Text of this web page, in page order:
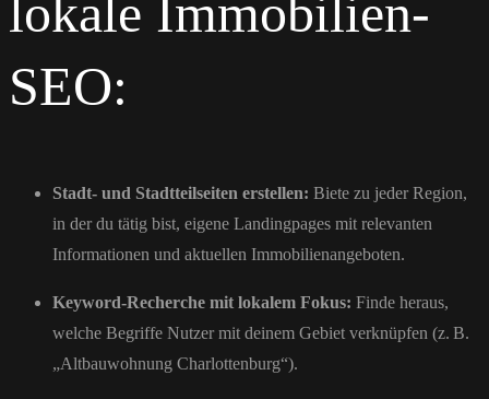
lokale Immobilien-
SEO:
Stadt- und Stadtteilseiten erstellen: Biete zu jeder Region,
in der du tätig bist, eigene Landingpages mit relevanten
Informationen und aktuellen Immobilienangeboten.
Keyword-Recherche mit lokalem Fokus: Finde heraus,
welche Begriffe Nutzer mit deinem Gebiet verknüpfen (z. B.
„Altbauwohnung Charlottenburg“).